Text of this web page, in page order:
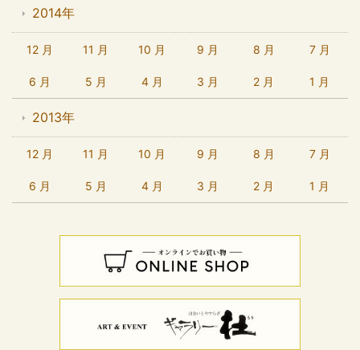
2014年
12 月 11 月 10 月 9 月 8 月 7 月
6 月 5 月 4 月 3 月 2 月 1 月
2013年
12 月 11 月 10 月 9 月 8 月 7 月
6 月 5 月 4 月 3 月 2 月 1 月